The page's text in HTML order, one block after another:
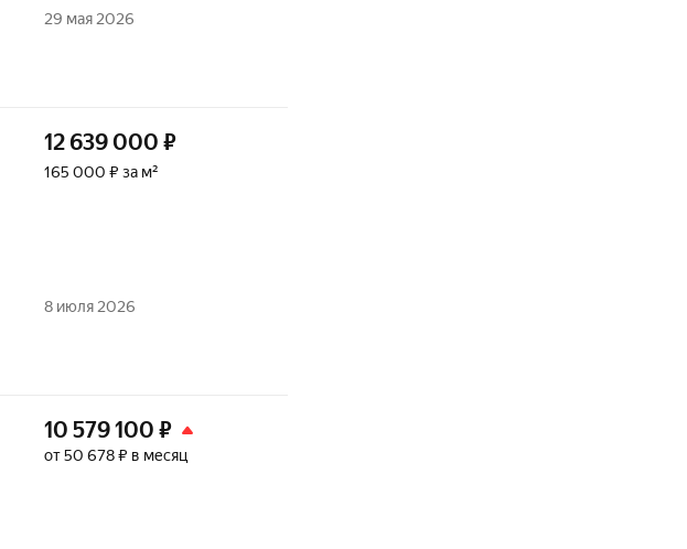
29 мая 2026
12 639 000 ₽
165 000 ₽ за м²
8 июля 2026
10 579 100 ₽
от 50 678 ₽ в месяц